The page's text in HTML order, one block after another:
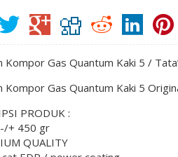
Kompor Gas Quantum Kaki 5 /
Kompor Gas Quantum Kaki 5
PRODUK :
+ 450 gr
QUALITY